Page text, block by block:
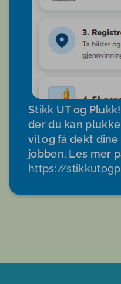
Stikk UT og
der du kan
vil og få dekt
jobben. Les mer
https://